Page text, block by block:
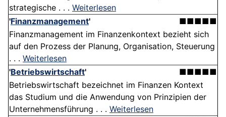
strategische . . . Weiterlesen
'Finanzmanagement'
■■■■■
Finanzmanagement im Finanzenkontext bezieht sich
auf den Prozess der Planung, Organisation, Steuerung
. . . Weiterlesen
'Betriebswirtschaft'
■■■■■
Betriebswirtschaft bezeichnet im Finanzen Kontext
das Studium und die Anwendung von Prinzipien der
Unternehmensführung . . . Weiterlesen